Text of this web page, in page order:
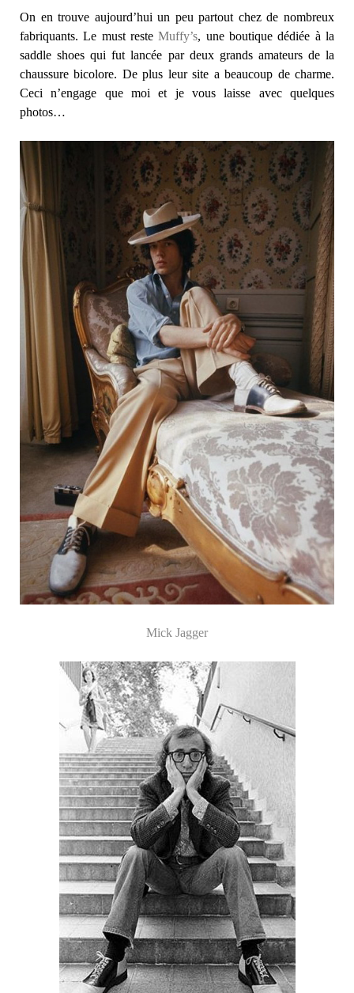
On en trouve aujourd’hui un peu partout chez de nombreux
fabriquants. Le must resteMuffy’s, une boutique dédiée à la
saddle shoes qui fut lancée par deux grands amateurs de la
chaussure bicolore. De plus leur site a beaucoup de charme.
Ceci n’engage que moi et je vous laisse avec quelques
photos…
Mick Jagger